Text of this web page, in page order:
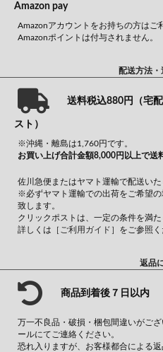
Amazon pay
Amazonアカウントをお持ちの方はご
Amazonポイントは付与されません。
配送方法・
送料税込880円（宅
スト）
※沖縄・離島は1,760円です。
お買い上げ合計金額8,000円以上で送
佐川急便またはヤマト運輸で配送いた
※必ずヤマト運輸での出荷をご希望
致します。
クリックポストは、一定の条件を満
詳しくは ［ご利用ガイド］ をご参照く
返品
商品到着後７日以内
万一不良品・破損・梱包間違いがご
ールにてご連絡ください。
恐れ入りますが、お客様都合による返